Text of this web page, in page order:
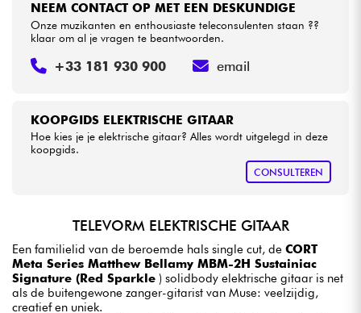
KOOPGIDS ELEKTRISCHE GITAAR
Hoe kies je je elektrische gitaar? Alles wordt uitgelegd in deze
koopgids.
CONSULTEREN
NEEM CONTACT OP MET EEN DESKUNDIGE
Onze muzikanten en enthousiaste teleconsulenten staan ??
klaar om al je vragen te beantwoorden.
+33 181 930 900 email
TELEVORM ELEKTRISCHE GITAAR
Een familielid van de beroemde hals single cut, de CORT
Meta Series Matthew Bellamy MBM-2H Sustainiac
Signature (Red Sparkle ) solidbody elektrische gitaar is net
als de buitengewone zanger-gitarist van Muse: veelzijdig,
creatief en uniek.